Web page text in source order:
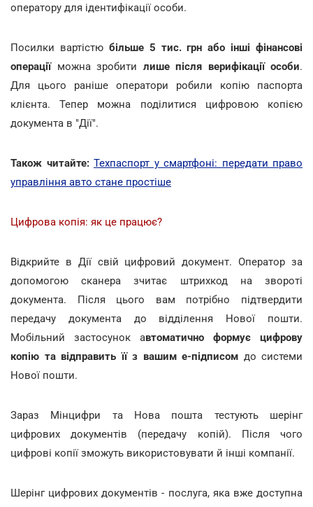
оператору для ідентифікації особи.
Посилки вартістю більше 5 тис. грн або інші фінансові
операціїможна зробити лише після верифікації особи.
Для цього раніше оператори робили копію паспорта
клієнта. Тепер можна поділитися цифровою копією
документа в "Дії".
Також читайте: Техпаспорт у смартфоні: передати право
управління авто стане простіше
Цифрова копія: як це працює?
Відкрийте в Дії свій цифровий документ. Оператор за
допомогою сканера зчитає штрихкод на звороті
документа. Після цього вам потрібно підтвердити
передачу документа до відділення Нової пошти.
Мобільний застосунок автоматично формує цифрову
копію та відправить її з вашим е-підписом до системи
Нової пошти.
Зараз Мінцифри та Нова пошта тестують шерінг
цифрових документів (передачу копій). Після чого
цифрові копії зможуть використовувати й інші компанії.
Шерінг цифрових документів - послуга, яка вже доступна